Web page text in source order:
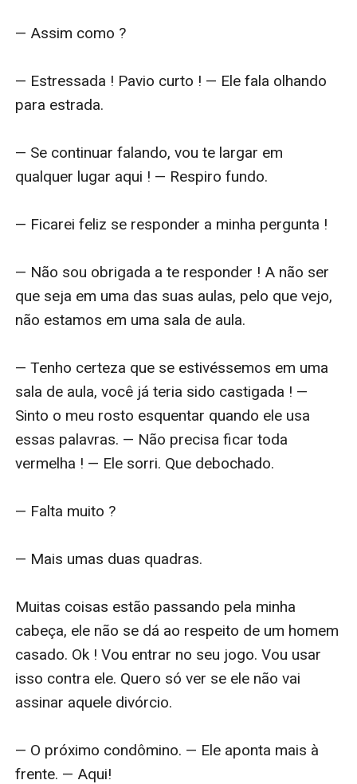
— Assim como ?
— Estressada ! Pavio curto ! — Ele fala olhando
para estrada.
— Se continuar falando, vou te largar em
qualquer lugar aqui ! — Respiro fundo.
— Ficarei feliz se responder a minha pergunta !
— Não sou obrigada a te responder ! A não ser
que seja em uma das suas aulas, pelo que vejo,
não estamos em uma sala de aula.
— Tenho certeza que se estivéssemos em uma
sala de aula, você já teria sido castigada ! —
Sinto o meu rosto esquentar quando ele usa
essas palavras. — Não precisa ficar toda
vermelha ! — Ele sorri. Que debochado.
— Falta muito ?
— Mais umas duas quadras.
Muitas coisas estão passando pela minha
cabeça, ele não se dá ao respeito de um homem
casado. Ok ! Vou entrar no seu jogo. Vou usar
isso contra ele. Quero só ver se ele não vai
assinar aquele divórcio.
— O próximo condômino. — Ele aponta mais à
frente. — Aqui!